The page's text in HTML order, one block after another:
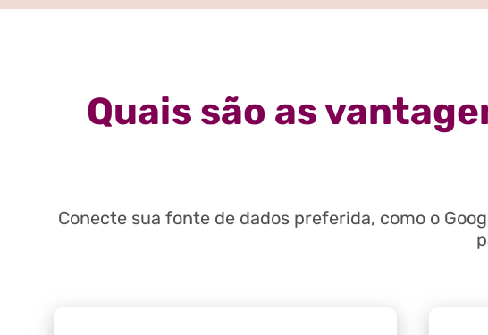
Quais são as
Conecte sua fonte de dados preferida, como o